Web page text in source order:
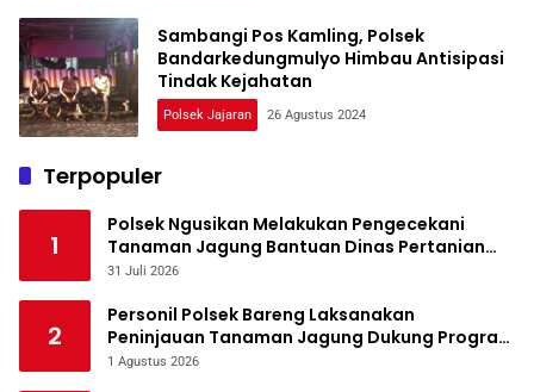
Sambangi Pos Kamling, Polsek
Bandarkedungmulyo Himbau Antisipasi
Tindak Kejahatan
Polsek Jajaran 26 Agustus 2024
Terpopuler
1
Polsek Ngusikan Melakukan Pengecekani
Tanaman Jagung Bantuan Dinas Pertanian
melalui Polres Jombang
31 Juli 2026
2
Personil Polsek Bareng Laksanakan
Peninjauan Tanaman Jagung Dukung Program
Ketahanan Pangan
1 Agustus 2026